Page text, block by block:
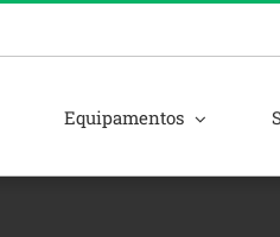
Equipamentos